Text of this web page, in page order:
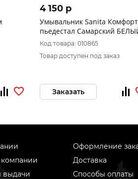
4 150 p
Умывальник Sanita Комфорт +
пьедестал Самарский
Код товара: 010865
Товар доступен под заказ
Заказать
компании
выдачи
Оформление
Доставка
Способы оплаты